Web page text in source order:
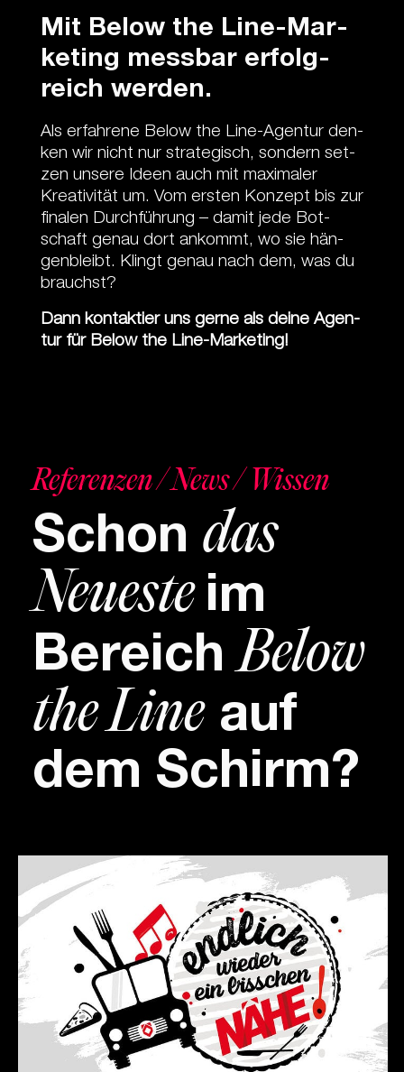
Mit Be­low the Line-Mar­
ke­ting mess­bar er­folg­
reich wer­den.
Als er­fah­re­ne Be­low the Line-Agen­tur den­
ken wir nicht nur stra­te­gisch, son­dern set­
zen un­se­re Ide­en auch mit ma­xi­ma­ler
Krea­ti­vi­tät um. Vom ers­ten Kon­zept bis zur
fi­na­len Durch­füh­rung – da­mit je­de Bot­
schaft ge­nau dort an­kommt, wo sie hän­
genbleibt. Klingt ge­nau nach dem, was du
brauchst?
Dann kon­takt­ier uns ger­ne als dei­ne Agen­
tur für Be­low the Line-Mar­ke­ting!
Referenzen / News / Wissen
Schon das
Neueste im
BereichBelow
the Lineauf
dem Schirm?